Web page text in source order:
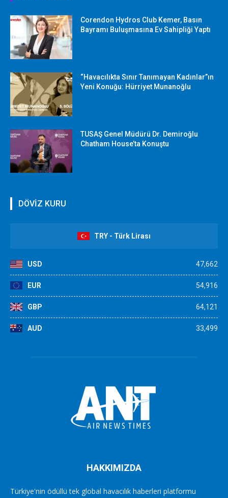
Corendon Hydros Club Kemer, Basın
Bayramı Buluşmasına Ev Sahipliği Yaptı
“Havacılıkta Sınır Tanımayan Kadınlar”ın
Yeni Konuğu: Hürriyet Munanoğlu
TUSAŞ Genel Müdürü Dr. Demiroğlu
Chatham House’ta Konuştu
DÖVİZ KURU
TRY - Türk Lirası
USD 47,662
EUR 54,916
GBP 64,121
AUD 33,499
HAKKIMIZDA
Türkiye'nin ödüllü tek global havacılık haberleri platformu